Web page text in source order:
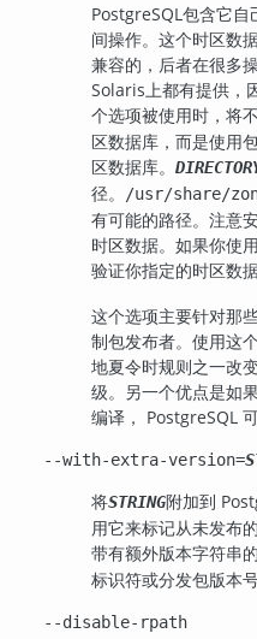
PostgreSQL包含它自
间操作。这个时区数
兼容的，后者在很多
Solaris上都有提供，
个选项被使用时，将
区数据库，而是使用
区数据库。
径。
/usr/share/
有可能的路径。注意
时区数据。如果你使
验证你指定的时区数
这个选项主要针对那
制包发布者。使用这
地夏令时规则之一改
级。另一个优点是如
编译， PostgreSQL
--with-extra-version=
将STRING附加到
用它来标记从未发布
带有额外版本字符串
标识符或分发包版本号
--disable-rpath